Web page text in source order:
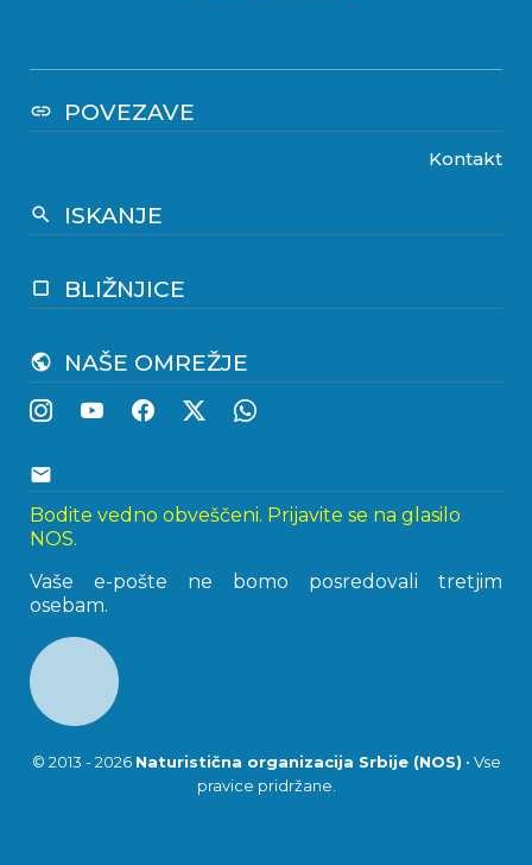
link POVEZAVE
Kontakt
search ISKANJE
crop_square BLIŽNJICE
public NAŠE OMREŽJE
email
Bodite vedno obveščeni. Prijavite se na glasilo
NOS.
Vaše e-pošte ne bomo posredovali tretjim
osebam.
© 2013 - 2026 Naturistična organizacija Srbije (NOS) • Vse
pravice pridržane.